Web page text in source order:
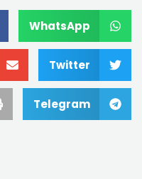
WhatsApp
Twitter
Telegram